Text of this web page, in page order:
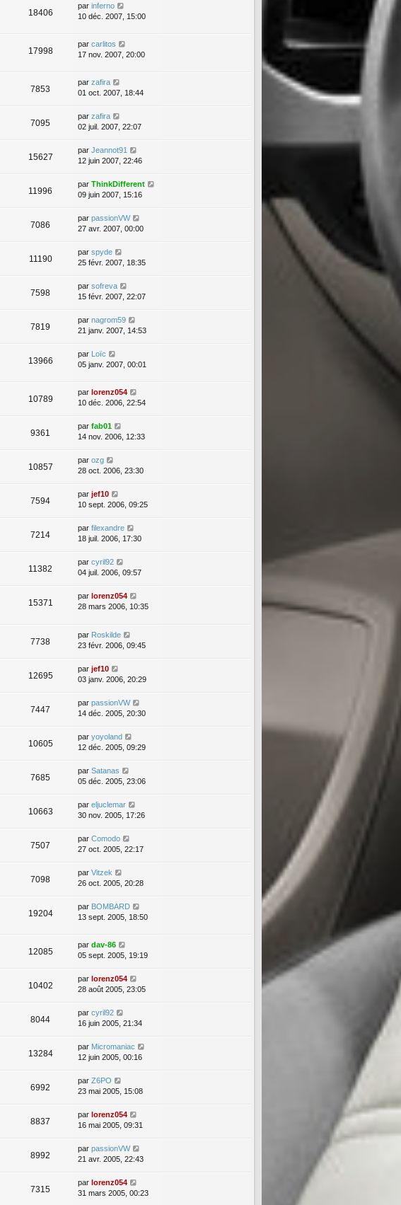
18406
par inferno
10 déc. 2007, 15:00
17998
par carlitos
17 nov. 2007, 20:00
7853
par zafira
01 oct. 2007, 18:44
7095
par zafira
02 juil. 2007, 22:07
15627
par Jeannot91
12 juin 2007, 22:46
11996
par ThinkDifferent
09 juin 2007, 15:16
7086
par passionVW
27 avr. 2007, 00:00
11190
par spyde
25 févr. 2007, 18:35
7598
par sofreva
15 févr. 2007, 22:07
7819
par nagrom59
21 janv. 2007, 14:53
13966
par
Loïc
05 janv. 2007, 00:01
10789
par lorenz054
10 déc. 2006, 22:54
9361
par fab01
14 nov. 2006, 12:33
10857
par ozg
28 oct. 2006, 23:30
7594
par jef10
10 sept. 2006, 09:25
7214
par filexandre
18 juil. 2006, 17:30
11382
par cyril92
04 juil. 2006, 09:57
15371
par lorenz054
28 mars 2006, 10:35
7738
par Roskilde
23 févr. 2006, 09:45
12695
par jef10
03 janv. 2006, 20:29
7447
par passionVW
14 déc. 2005, 20:30
10605
par yoyoland
12 déc. 2005, 09:29
7685
par Satanas
05 déc. 2005, 23:06
10663
par eljuclemar
30 nov. 2005, 17:26
7507
par Comodo
27 oct. 2005, 22:17
7098
par Vitzek
26 oct. 2005, 20:28
19204
par BOMBARD
13 sept. 2005, 18:50
12085
par dav-86
05 sept. 2005, 19:19
10402
par lorenz054
28 août 2005, 23:05
8044
par cyril92
16 juin 2005, 21:34
13284
par Micromaniac
12 juin 2005, 00:16
6992
par Z6PO
23 mai 2005, 15:08
8837
par lorenz054
16 mai 2005, 09:31
8992
par passionVW
21 avr. 2005, 22:43
7315
par lorenz054
31 mars 2005, 00:23